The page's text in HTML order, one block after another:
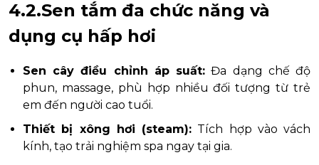
4.2.Sen tắm đa chức năng và
dụng cụ hấp hơi
Sen cây điều chỉnh áp suất: Đa dạng chế độ
phun, massage, phù hợp nhiều đối tượng từ trẻ
em đến người cao tuổi.
Thiết bị xông hơi (steam): Tích hợp vào vách
kính, tạo trải nghiệm spa ngay tại gia.